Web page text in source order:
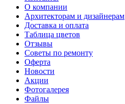
О компании
Архитекторам и дизайнерам
Доставка и оплата
Таблица цветов
Отзывы
Советы по ремонту
Оферта
Новости
Акции
Фотогалерея
Файлы